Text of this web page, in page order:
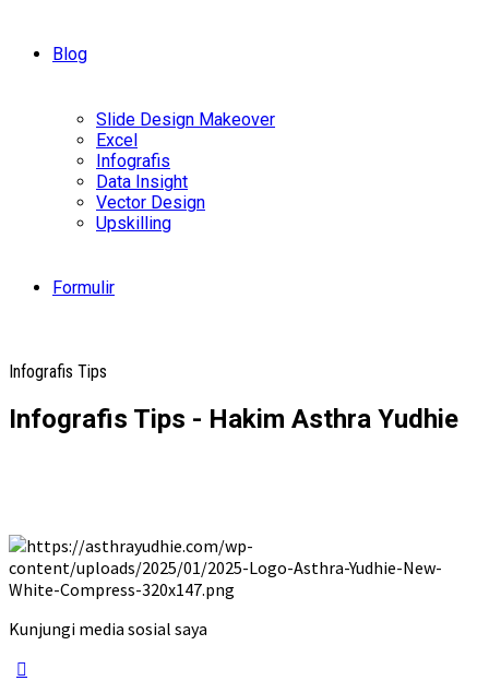
Blog
Slide Design Makeover
Excel
Infografis
Data Insight
Vector Design
Upskilling
Formulir
Infografis Tips
Infografis Tips - Hakim Asthra Yudhie
Kunjungi media sosial saya